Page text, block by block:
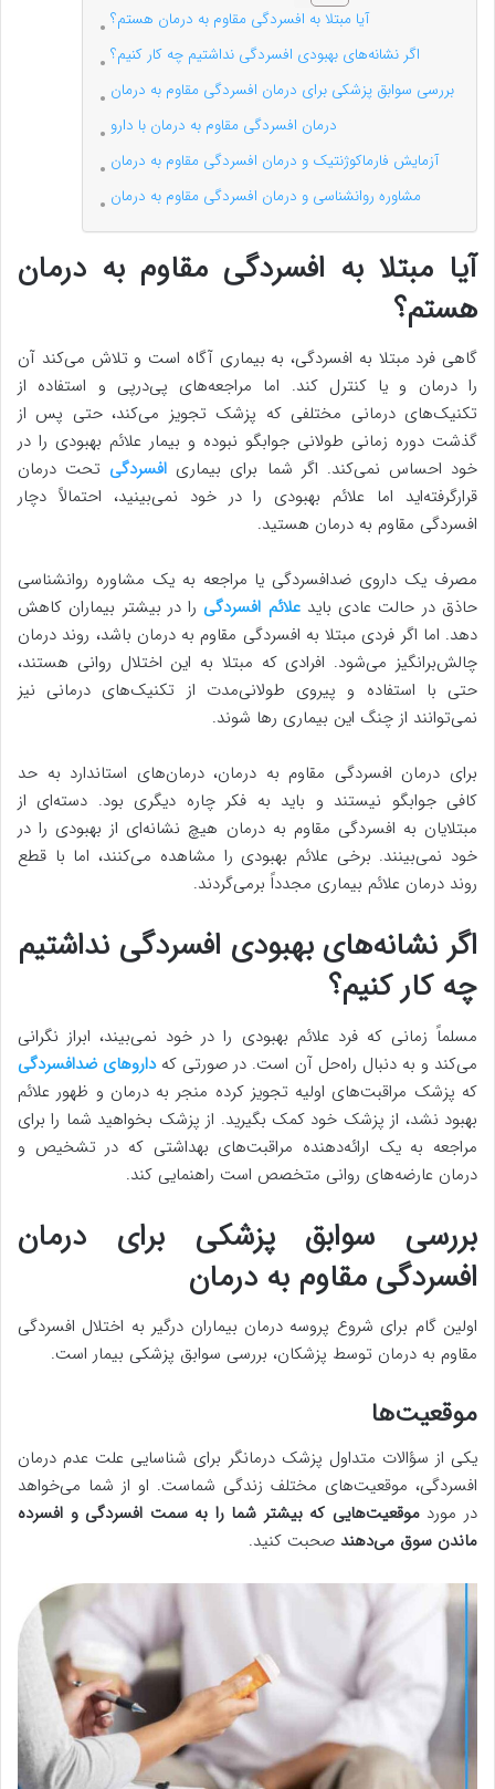
آیا مبتلا به افسردگی مقاوم به درمان هستم؟
اگر نشانه‌های بهبودی افسردگی نداشتیم چه کار کنیم؟
بررسی سوابق پزشکی برای درمان افسردگی مقاوم به درمان
درمان افسردگی مقاوم به درمان با دارو
آزمایش فارماکوژنتیک و درمان افسردگی مقاوم به درمان
مشاوره روانشناسی و درمان افسردگی مقاوم به درمان
آیا مبتلا به افسردگی مقاوم به درمان
هستم؟
گاهی فرد مبتلا به افسردگی، به بیماری آگاه است و تلاش می‌کند آن
را درمان و یا کنترل کند. اما مراجعه‌های پی‌درپی و استفاده از
تکنیک‌های درمانی مختلفی که پزشک تجویز می‌کند، حتی پس از
گذشت دوره زمانی طولانی جوابگو نبوده و بیمار علائم بهبودی را در
خود احساس نمی‌کند. اگر شما برای بیماری افسردگی تحت درمان
قرارگرفته‌اید اما علائم بهبودی را در خود نمی‌بینید، احتمالاً دچار
افسردگی مقاوم به درمان هستید.
مصرف یک داروی ضدافسردگی یا مراجعه به یک مشاوره روانشناسی
حاذق در حالت عادی بایدعلائم افسردگی را در بیشتر بیماران کاهش
دهد. اما اگر فردی مبتلا به افسردگی مقاوم به درمان باشد، روند درمان
چالش‌برانگیز می‌شود. افرادی که مبتلا به این اختلال روانی هستند،
حتی با استفاده و پیروی طولانی‌مدت از تکنیک‌های درمانی نیز
نمی‌توانند از چنگ این بیماری رها شوند.
برای درمان افسردگی مقاوم به درمان، درمان‌های استاندارد به حد
کافی جوابگو نیستند و باید به فکر چاره دیگری بود. دسته‌ای از
مبتلایان به افسردگی مقاوم به درمان هیچ نشانه‌ای از بهبودی را در
خود نمی‌بینند. برخی علائم بهبودی را مشاهده می‌کنند، اما با قطع
روند درمان علائم بیماری مجدداً برمی‌گردند.
اگر نشانه‌های بهبودی افسردگی نداشتیم
چه کار کنیم؟
مسلماً زمانی که فرد علائم بهبودی را در خود نمی‌بیند، ابراز نگرانی
می‌کند و به دنبال راه‌حل آن است. در صورتی کهداروهای ضدافسردگی
که پزشک مراقبت‌های اولیه تجویز کرده منجر به درمان و ظهور علائم
بهبود نشد، از پزشک خود کمک بگیرید. از پزشک بخواهید شما را برای
مراجعه به یک ارائه‌دهنده مراقبت‌های بهداشتی که در تشخیص و
درمان عارضه‌های روانی متخصص است راهنمایی کند.
بررسی سوابق پزشکی برای درمان
افسردگی مقاوم به درمان
اولین گام برای شروع پروسه درمان بیماران درگیر به اختلال افسردگی
مقاوم به درمان توسط پزشکان، بررسی سوابق پزشکی بیمار است.
موقعیت‌ها
یکی از سؤالات متداول پزشک درمانگر برای شناسایی علت عدم درمان
افسردگی، موقعیت‌های مختلف زندگی شماست. او از شما می‌خواهد
در موردموقعیت‌هایی که بیشتر شما را به سمت افسردگی و افسرده
ماندن سوق می‌دهند صحبت کنید.